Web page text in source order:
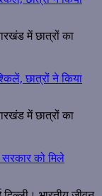
में छात्रों का
छात्रों ने किया
में छात्रों का
को मिले